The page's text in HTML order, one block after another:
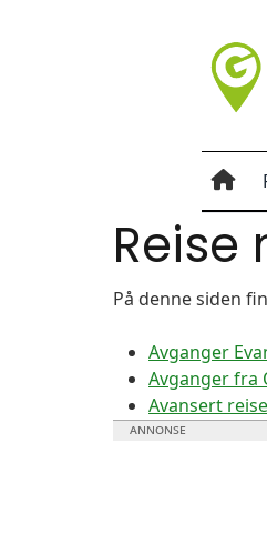
Reise
På denne siden
Avganger
Avganger fra
Avansert